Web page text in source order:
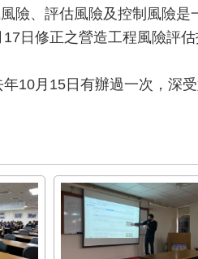
險、評估風險及控制風險
日修正之營造工程風險評
10月15日有辦過一次，深